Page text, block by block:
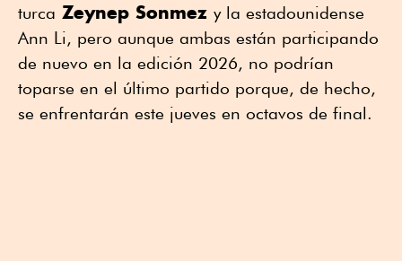
turca Zeynep Sonmez y la estadounidense
Ann Li, pero aunque ambas están participando
de nuevo en la edición 2026, no podrían
toparse en el último partido porque, de hecho,
se enfrentarán este jueves en octavos de final.